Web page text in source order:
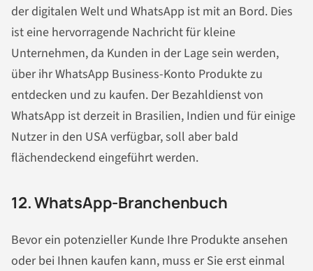
der digitalen Welt und WhatsApp ist mit an Bord. Dies
ist eine hervorragende Nachricht für kleine
Unternehmen, da Kunden in der Lage sein werden,
über ihr WhatsApp Business-Konto Produkte zu
entdecken und zu kaufen. Der Bezahldienst von
WhatsApp ist derzeit in Brasilien, Indien und für einige
Nutzer in den USA verfügbar, soll aber bald
flächendeckend eingeführt werden.
12. WhatsApp-Branchenbuch
Bevor ein potenzieller Kunde Ihre Produkte ansehen
oder bei Ihnen kaufen kann, muss er Sie erst einmal